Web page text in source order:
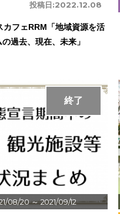
投稿日:2022.12.08
カフェRRM「地域資源を活
過去、現在、未来」
08/20～ 2021/09/12
終了